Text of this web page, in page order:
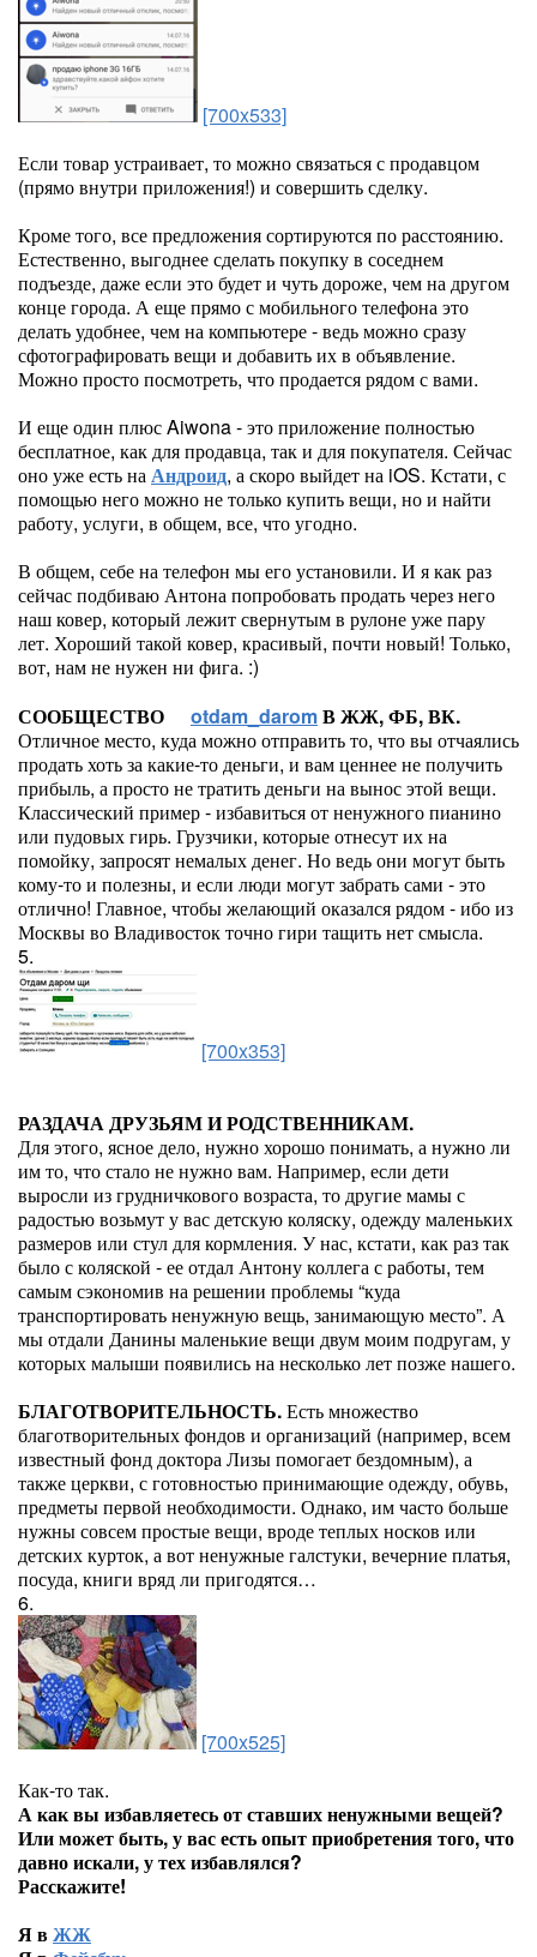
[700x533]
Если товар устраивает, то можно связаться с продавцом
(прямо внутри приложения!) и совершить сделку.
Кроме того, все предложения сортируются по расстоянию.
Естественно, выгоднее сделать покупку в соседнем
подъезде, даже если это будет и чуть дороже, чем на другом
конце города. А еще прямо с мобильного телефона это
делать удобнее, чем на компьютере - ведь можно сразу
сфотографировать вещи и добавить их в объявление.
Можно просто посмотреть, что продается рядом с вами.
И еще один плюс Aiwona - это приложение полностью
бесплатное, как для продавца, так и для покупателя. Сейчас
оно уже есть наАндроид, а скоро выйдет на iOS. Кстати, с
помощью него можно не только купить вещи, но и найти
работу, услуги, в общем, все, что угодно.
В общем, себе на телефон мы его установили. И я как раз
сейчас подбиваю Антона попробовать продать через него
наш ковер, который лежит свернутым в рулоне уже пару
лет. Хороший такой ковер, красивый, почти новый! Только,
вот, нам не нужен ни фига. :)
СООБЩЕСТВО
otdam_daromВ ЖЖ, ФБ, ВК.
Отличное место, куда можно отправить то, что вы отчаялись
продать хоть за какие-то деньги, и вам ценнее не получить
прибыль, а просто не тратить деньги на вынос этой вещи.
Классический пример - избавиться от ненужного пианино
или пудовых гирь. Грузчики, которые отнесут их на
помойку, запросят немалых денег. Но ведь они могут быть
кому-то и полезны, и если люди могут забрать сами - это
отлично! Главное, чтобы желающий оказался рядом - ибо из
Москвы во Владивосток точно гири тащить нет смысла.
5.
[700x353]
РАЗДАЧА ДРУЗЬЯМ И РОДСТВЕННИКАМ.
Для этого, ясное дело, нужно хорошо понимать, а нужно ли
им то, что стало не нужно вам. Например, если дети
выросли из грудничкового возраста, то другие мамы с
радостью возьмут у вас детскую коляску, одежду маленьких
размеров или стул для кормления. У нас, кстати, как раз так
было с коляской - ее отдал Антону коллега с работы, тем
самым сэкономив на решении проблемы “куда
транспортировать ненужную вещь, занимающую место”. А
мы отдали Данины маленькие вещи двум моим подругам, у
которых малыши появились на несколько лет позже нашего.
БЛАГОТВОРИТЕЛЬНОСТЬ.Есть множество
благотворительных фондов и организаций (например, всем
известный фонд доктора Лизы помогает бездомным), а
также церкви, с готовностью принимающие одежду, обувь,
предметы первой необходимости. Однако, им часто больше
нужны совсем простые вещи, вроде теплых носков или
детских курток, а вот ненужные галстуки, вечерние платья,
посуда, книги вряд ли пригодятся…
6.
[700x525]
Как-то так.
А как вы избавляетесь от ставших ненужными вещей?
Или может быть, у вас есть опыт приобретения того, что
давно искали, у тех избавлялся?
Расскажите!
Я вЖЖ